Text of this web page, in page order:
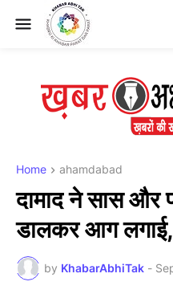
Home ahamdabad
दामाद ने सास और
डालकर आग लगाई,
by KhabarAbhiTak -